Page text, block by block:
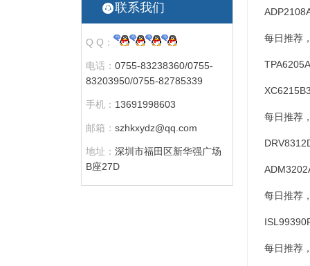
联系我们
Q Q：
电话： 0755-83238360/0755-
83203950/0755-82785339
手机： 13691998603
邮箱： szhkxydz@qq.com
地址： 深圳市福田区新华强广场
B座27D
每日推荐
每日推荐
每日推荐
每日推荐